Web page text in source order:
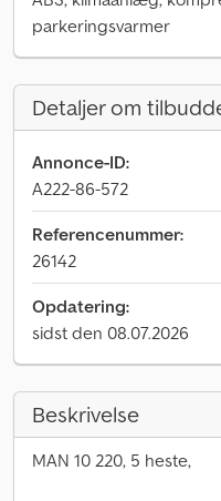
parkeringsvarmer
Detaljer om
Annonce-ID:
A222-86-572
Referencenummer:
26142
Opdatering:
sidst den 08.07.2026
Beskrivelse
MAN 10 220, 5 heste,